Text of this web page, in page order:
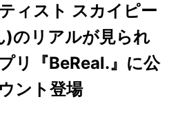
ィスト スカイピー
リアルが見られ
リ『BeReal.』に公
ント登場